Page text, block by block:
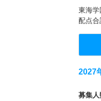
東海
配点合
2027
募集